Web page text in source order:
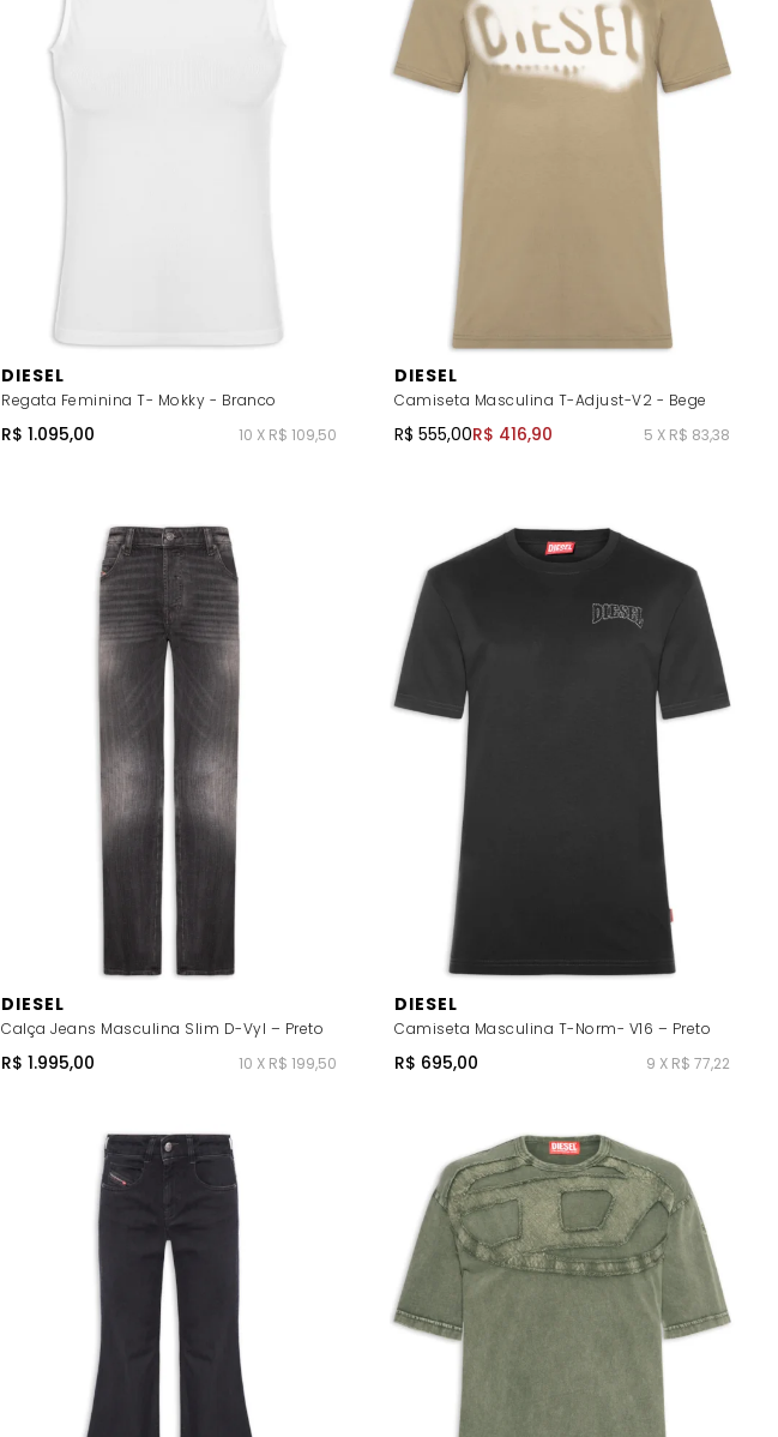
DIESEL
Regata Feminina T- Mokky - Branco
R$ 1.095,00 10 X R$ 109,50
DIESEL
Camiseta Masculina T-Adjust-V2 - Bege
R$ 555,00R$ 416,90 5 X R$ 83,38
DIESEL
Calça Jeans Masculina Slim D-Vyl – Preto
R$ 1.995,00 10 X R$ 199,50
DIESEL
Camiseta Masculina T-Norm- V16 – Preto
R$ 695,00 9 X R$ 77,22